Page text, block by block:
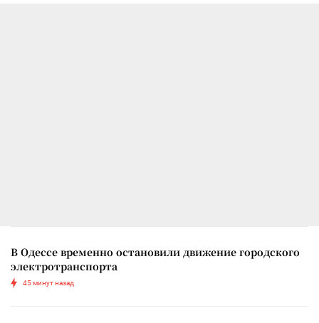
В Одессе временно остановили движение городского
электротранспорта
45 минут назад